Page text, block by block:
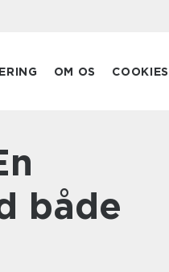
OM OS COOKIES
både